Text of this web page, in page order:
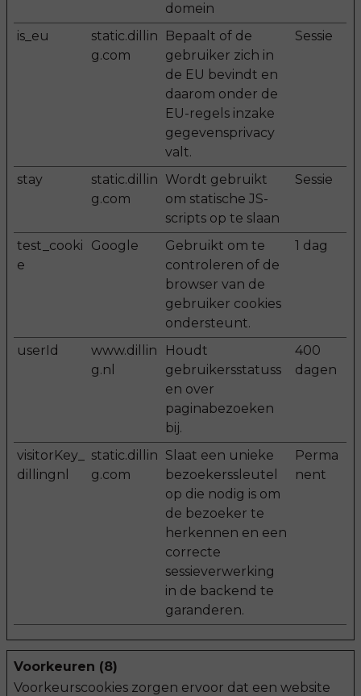
domein
is_eu
static.dillin
g.com
Bepaalt of de
gebruiker zich in
de EU bevindt en
daarom onder de
EU-regels inzake
gegevensprivacy
valt.
Sessie
stay
static.dillin
g.com
Wordt gebruikt
om statische JS-
scripts op te slaan
Sessie
test_cooki
e
Google
Gebruikt om te
controleren of de
browser van de
gebruiker cookies
ondersteunt.
1 dag
userId
www.dillin
g.nl
Houdt
gebruikersstatuss
en over
paginabezoeken
bij.
400
dagen
visitorKey_
dillingnl
static.dillin
g.com
Slaat een unieke
bezoekerssleutel
op die nodig is om
de bezoeker te
herkennen en een
correcte
sessieverwerking
in de backend te
garanderen.
Perma
nent
Voorkeuren (8)
Voorkeurscookies zorgen ervoor dat een website